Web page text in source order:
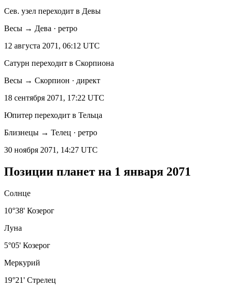
Сев. узел переходит в Девы
Весы → Дева · ретро
12 августа 2071, 06:12 UTC
Сатурн переходит в Скорпиона
Весы → Скорпион · директ
18 сентября 2071, 17:22 UTC
Юпитер переходит в Тельца
Близнецы → Телец · ретро
30 ноября 2071, 14:27 UTC
Позиции планет на 1 января 2071
Солнце
10°38' Козерог
Луна
5°05' Козерог
Меркурий
19°21' Стрелец